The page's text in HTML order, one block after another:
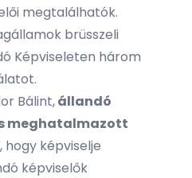
megtalálhatók.
brüsszeli
Képviseleten három
Bálint,állandó
meghatalmazott
hogy képviselje
képviselők